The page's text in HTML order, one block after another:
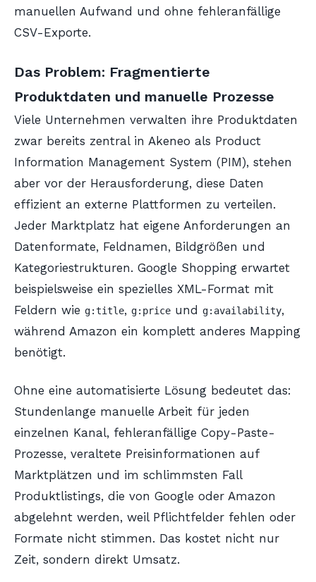
manuellen Aufwand und ohne fehleranfällige
CSV-Exporte.
Das Problem: Fragmentierte
Produktdaten und manuelle Prozesse
Viele Unternehmen verwalten ihre Produktdaten
zwar bereits zentral in Akeneo als Product
Information Management System (PIM), stehen
aber vor der Herausforderung, diese Daten
effizient an externe Plattformen zu verteilen.
Jeder Marktplatz hat eigene Anforderungen an
Datenformate, Feldnamen, Bildgrößen und
Kategoriestrukturen. Google Shopping erwartet
beispielsweise ein spezielles XML-Format mit
Feldern wie g:title, g:price und g:availability,
während Amazon ein komplett anderes Mapping
benötigt.
Ohne eine automatisierte Lösung bedeutet das:
Stundenlange manuelle Arbeit für jeden
einzelnen Kanal, fehleranfällige Copy-Paste-
Prozesse, veraltete Preisinformationen auf
Marktplätzen und im schlimmsten Fall
Produktlistings, die von Google oder Amazon
abgelehnt werden, weil Pflichtfelder fehlen oder
Formate nicht stimmen. Das kostet nicht nur
Zeit, sondern direkt Umsatz.